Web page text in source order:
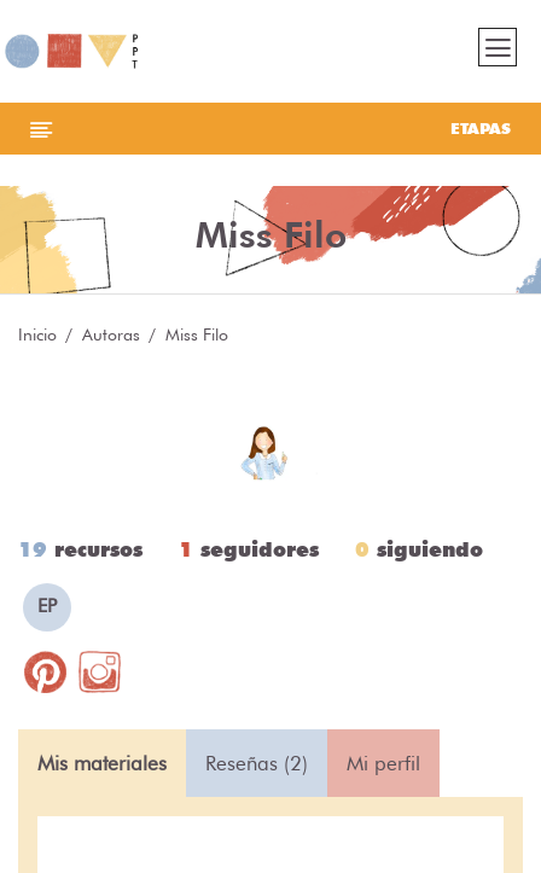
ETAPAS
Miss Filo
Inicio Autoras Miss Filo
19 recursos 1 seguidores 0 siguiendo
EP
Mis materiales Reseñas (2) Mi perfil